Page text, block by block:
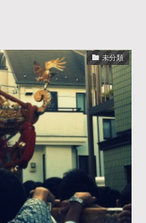
未分類